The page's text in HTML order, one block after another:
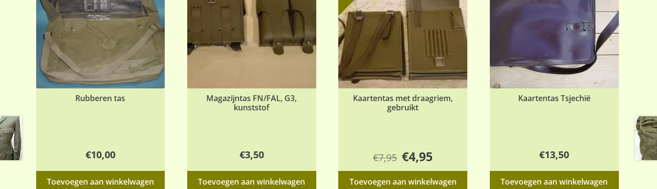
Rubberen tas
€10,00
Toevoegen aan winkelwagen
Magazijntas FN/FAL, G3,
kunststof
€3,50
Toevoegen aan winkelwagen
Kaartentas met draagriem,
gebruikt
€7,95 Oorspronkelijke
prijs
was:
€4,95
prijs
is:
Toevoegen aan winkelwagen
Kaartentas Tsjechië
€13,50
Toevoegen aan winkelwagen